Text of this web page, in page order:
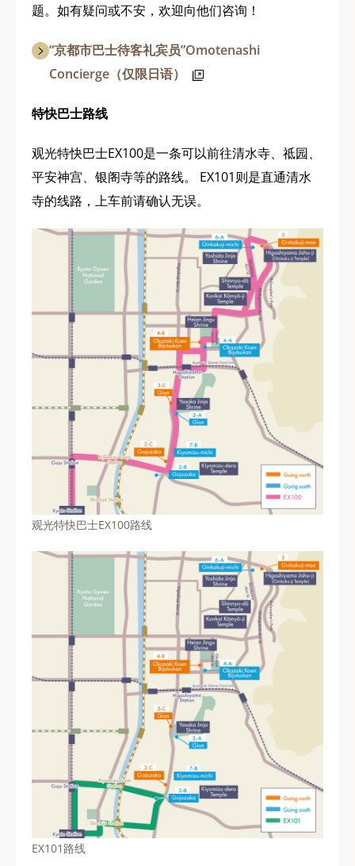
题。如有疑问或不安，欢迎向他们咨询！
“京都市巴士待客礼宾员”Omotenashi
Concierge（仅限日语）
特快巴士路线
观光特快巴士EX100是一条可以前往清水寺、祗园、
平安神宫、银阁寺等的路线。 EX101则是直通清水
寺的线路，上车前请确认无误。
观光特快巴士EX100路线
EX101路线